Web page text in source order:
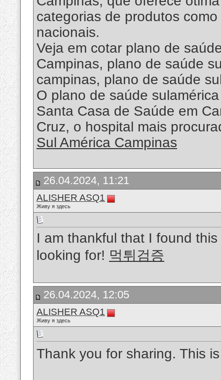
categorias de produtos
nacionais.
Veja em cotar plano de
Campinas, plano de saúde
campinas, plano de saúde
O plano de saúde
Santa Casa de Saúde em
Cruz, o hospital mais
Sul América Campinas
26.04.2024, 11:21
ALISHER ASQ1
Живу я здесь
I am thankful that I found
looking for! 먹튀검증
26.04.2024, 12:05
ALISHER ASQ1
Живу я здесь
Thank you for sharing. This